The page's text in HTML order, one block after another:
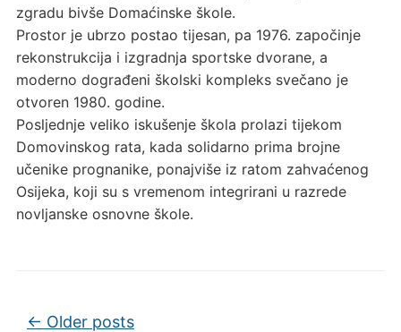
zgradu bivše Domaćinske škole.
Prostor je ubrzo postao tijesan, pa 1976. započinje
rekonstrukcija i izgradnja sportske dvorane, a
moderno dograđeni školski kompleks svečano je
otvoren 1980. godine.
Posljednje veliko iskušenje škola prolazi tijekom
Domovinskog rata, kada solidarno prima brojne
učenike prognanike, ponajviše iz ratom zahvaćenog
Osijeka, koji su s vremenom integrirani u razrede
novljanske osnovne škole.
Post navigation
← Older posts